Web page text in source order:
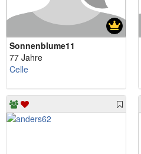
Sonnenblume11
77 Jahre
Celle